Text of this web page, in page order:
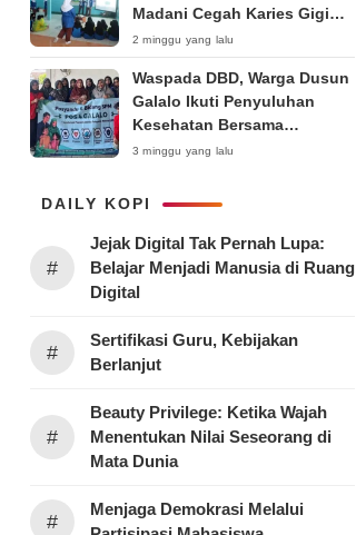
Madani Cegah Karies Gigi
Anak
2 minggu yang lalu
Waspada DBD, Warga Dusun
Galalo Ikuti Penyuluhan
Kesehatan Bersama
Mahasiswa Pemberdayaan
Surabaya 2026
3 minggu yang lalu
DAILY KOPI
#
Jejak Digital Tak Pernah Lupa:
Belajar Menjadi Manusia di Ruang
Digital
#
Sertifikasi Guru, Kebijakan
Berlanjut
#
Beauty Privilege: Ketika Wajah
Menentukan Nilai Seseorang di
Mata Dunia
#
Menjaga Demokrasi Melalui